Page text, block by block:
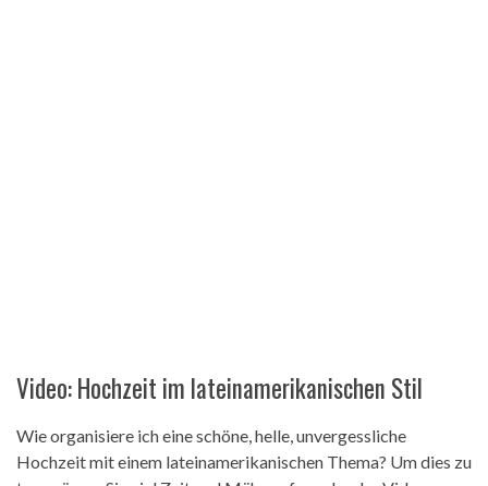
Video: Hochzeit im lateinamerikanischen Stil
Wie organisiere ich eine schöne, helle, unvergessliche
Hochzeit mit einem lateinamerikanischen Thema? Um dies zu